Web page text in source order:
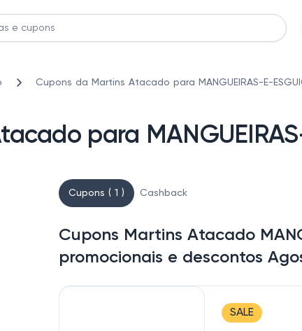
Cupons da Martins Atacado para MANGUEIRAS-E-
para
Cupons ( 1 ) Cashback
Cupons Martins Atacado
promocionais e descontos
SALE